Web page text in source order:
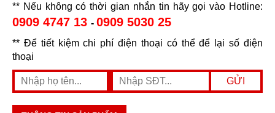
** Nếu không có thời gian nhắn tin hãy gọi vào Hotline:
0909 4747 13 - 0909 5030 25
** Để tiết kiệm chi phí điện thoại có thể để lại số điện
thoại